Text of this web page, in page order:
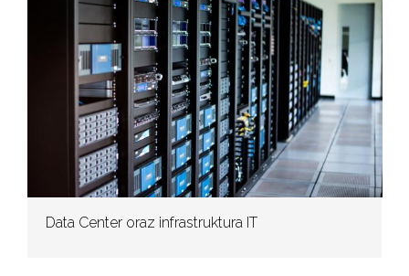
Data Center oraz infrastruktura IT